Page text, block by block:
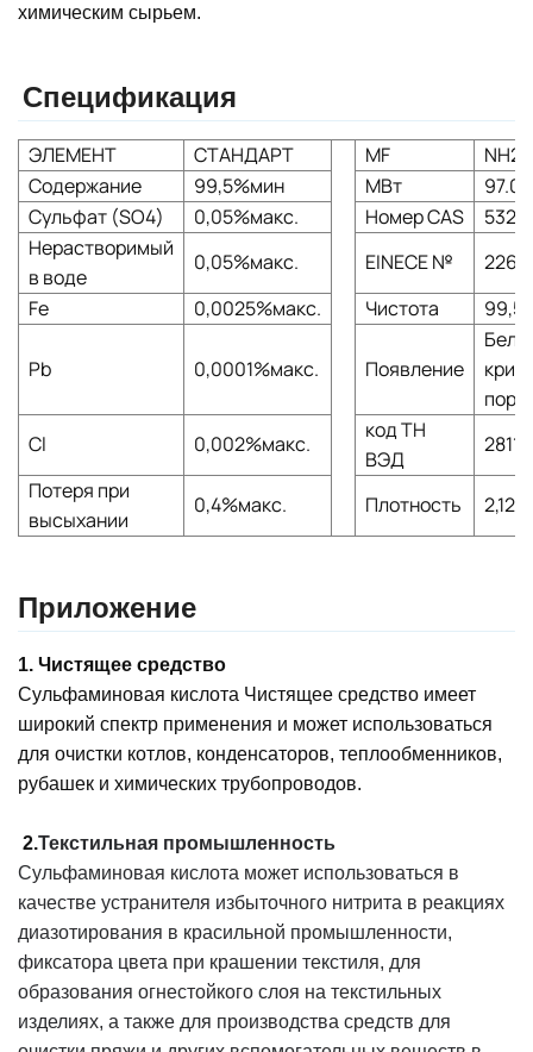
химическим сырьем.
Спецификация
ЭЛЕМЕНТ СТАНДАРТ MF
Содержание
99,5%мин МВт
Сульфат (SO4)
0,05%макс. Номер CAS
Нерастворимый
в воде
0,05%макс. EINECE №
226-
Fe
0,0025%макс. Чистота
Pb 0,0001%макс. Появление
Cl
0,002%макс.
код ТН
ВЭД
Потеря при
высыхании
0,4%макс. Плотность
Приложение
1. Чистящее средство
Сульфаминовая кислота Чистящее средство имеет
широкий спектр применения и может использоваться
для очистки котлов, конденсаторов, теплообменников,
рубашек и химических трубопроводов.
2.Текстильная промышленность
Сульфаминовая кислота может использоваться в
качестве устранителя избыточного нитрита в реакциях
диазотирования в красильной промышленности,
фиксатора цвета при крашении текстиля, для
образования огнестойкого слоя на текстильных
изделиях, а также для производства средств для